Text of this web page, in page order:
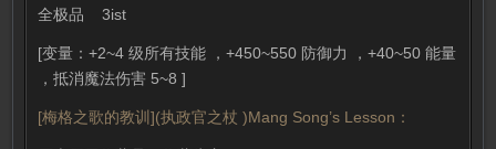
全极品 3ist
[变量：+2~4 级所有技能 ，+450~550 防御力 ，+40~50 能量
，抵消魔法伤害 5~8 ]
[梅格之歌的教训](执政官之杖 )Mang Song’s Lesson：